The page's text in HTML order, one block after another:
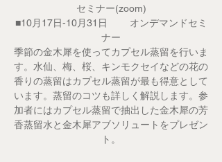
セミナー(zoom)
■10月17日-10月31日 オンデマンドセミ
ナー
季節の金木犀を使ってカプセル蒸留を行いま
す。水仙、梅、桜、キンモクセイなどの花の
香りの蒸留はカプセル蒸留が最も得意として
います。蒸留のコツも詳しく解説します。参
加者にはカプセル蒸留で抽出した金木犀の芳
香蒸留水と金木犀アブソリュートをプレゼン
ト。